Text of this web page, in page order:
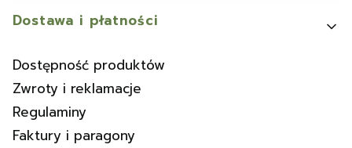
Dostawa i płatności
Dostępność produktów
Zwroty i reklamacje
Regulaminy
Faktury i paragony